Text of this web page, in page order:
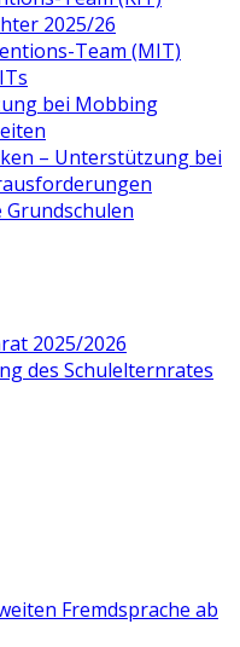
2025/26
Team (MIT)
bei Mobbing
– Unterstützung bei
2025/2026
des Schulelternrates
Fremdsprache ab